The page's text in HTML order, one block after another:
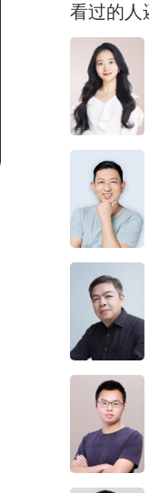
看过的人